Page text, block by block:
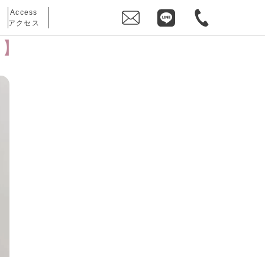
Access
アクセス